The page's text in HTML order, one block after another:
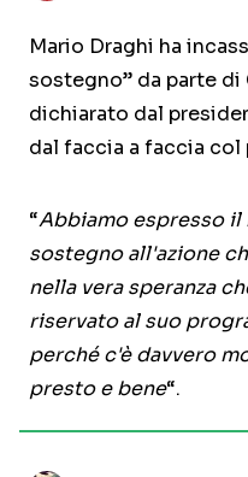
Mario Draghi ha
sostegno” da parte
dichiarato dal
dal faccia a faccia
“Abbiamo espresso
sostegno all'azione
nella vera speranza
riservato al suo
perché c'è davvero
presto e bene“.